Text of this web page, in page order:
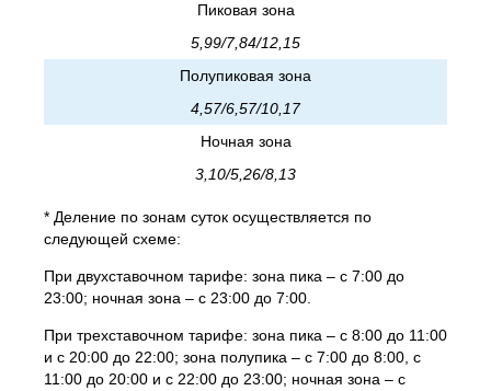
Пиковая зона
5,99/7,84/12,15
Полупиковая зона
4,57/6,57/10,17
Ночная зона
3,10/5,26/8,13
* Деление по зонам суток осуществляется по
следующей схеме:
При двухставочном тарифе: зона пика – с 7:00 до
23:00; ночная зона – с 23:00 до 7:00.
При трехставочном тарифе: зона пика – с 8:00 до 11:00
и с 20:00 до 22:00; зона полупика – с 7:00 до 8:00, с
11:00 до 20:00 и с 22:00 до 23:00; ночная зона – с